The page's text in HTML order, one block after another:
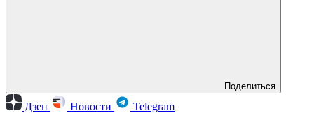
Поделиться
Дзен Новости Telegram